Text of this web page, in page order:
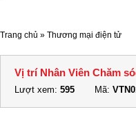
Trang chủ » Thương mại điện tử
Vị trí Nhân Viên Chăm
Lượt xem: 595 Mã: